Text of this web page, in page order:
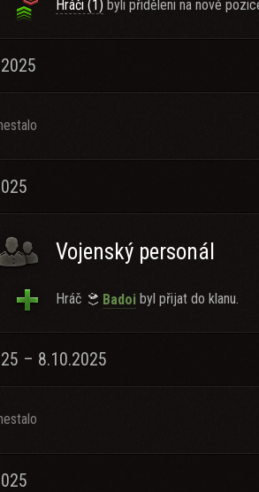
Hráči (1) byli přiděleni na nové
Vojenský personál
Hráč Badoi byl přijat do klanu.
– 8.10.2025